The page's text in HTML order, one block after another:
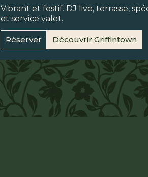
Vibrant et festif. DJ live, terrasse,
et service valet.
Réserver Découvrir Griffintown